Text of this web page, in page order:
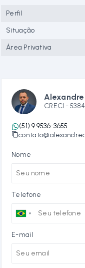
Perfil
Situação
Área Privativa
CRECI -
(51) 9 9536-3655
Nome
Telefone
E-mail